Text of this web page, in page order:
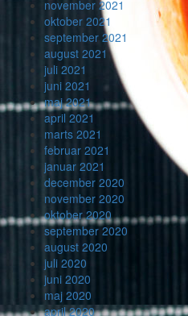
november 2021
oktober 2021
september 2021
august 2021
juli 2021
juni 2021
maj 2021
april 2021
marts 2021
februar 2021
januar 2021
december 2020
november 2020
oktober 2020
september 2020
august 2020
juli 2020
juni 2020
maj 2020
april 2020